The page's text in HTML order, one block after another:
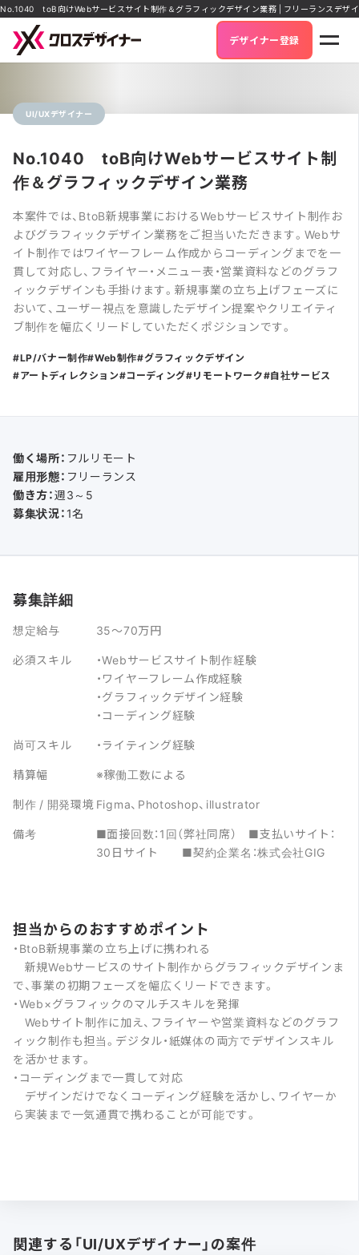
No.1040 toB向けWebサービスサイト制作＆グラフィックデザイン業務 | フリーランスデザイ
デザイナー登録
UI/UXデザイナー
No.1040 toB向けWebサービスサイト制
作＆グラフィックデザイン業務
本案件では、BtoB新規事業におけるWebサービスサイト制作お
よびグラフィックデザイン業務をご担当いただきます。Webサ
イト制作ではワイヤーフレーム作成からコーディングまでを一
貫して対応し、フライヤー・メニュー表・営業資料などのグラフ
ィックデザインも手掛けます。新規事業の立ち上げフェーズに
おいて、ユーザー視点を意識したデザイン提案やクリエイティ
ブ制作を幅広くリードしていただくポジションです。
LP/バナー制作 Web制作 グラフィックデザイン
アートディレクション
コーディング リモートワーク 自社サービス
働く場所： フルリモート
雇用形態： フリーランス
働き方：週3～5
募集状況： 1名
募集詳細
想定給与
35～70万円
必須スキル
・Webサービスサイト制作経験
・ワイヤーフレーム作成経験
・グラフィックデザイン経験
・コーディング経験
尚可スキル
・ライティング経験
精算幅
※稼働工数による
制作 / 開発環境 Figma、Photoshop、illustrator
備考
■面接回数：1回（弊社同席） ■支払いサイト：
30日サイト ■契約企業名：株式会社GIG
担当からのおすすめポイント
・BtoB新規事業の立ち上げに携われる
新規Webサービスのサイト制作からグラフィックデザインま
で、事業の初期フェーズを幅広くリードできます。
・Web×グラフィックのマルチスキルを発揮
Webサイト制作に加え、フライヤーや営業資料などのグラフ
ィック制作も担当。デジタル・紙媒体の両方でデザインスキル
を活かせます。
・コーディングまで一貫して対応
デザインだけでなくコーディング経験を活かし、ワイヤーか
ら実装まで一気通貫で携わることが可能です。
関連する「UI/UXデザイナー」の案件